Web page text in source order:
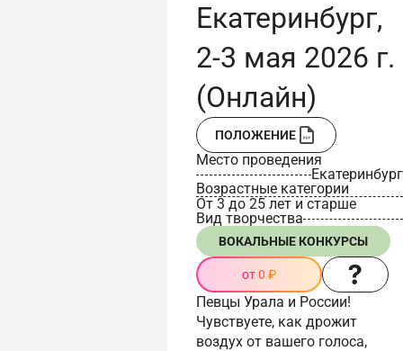
Екатеринбург,
2-3 мая 2026 г.
(Онлайн)
ПОЛОЖЕНИЕ
Место проведения
Екатеринбург
Возрастные категории
От 3 до 25 лет и старше
Вид творчества
ВОКАЛЬНЫЕ КОНКУРСЫ
от 0 ₽
Певцы Урала и России!
Чувствуете, как дрожит
воздух от вашего голоса,